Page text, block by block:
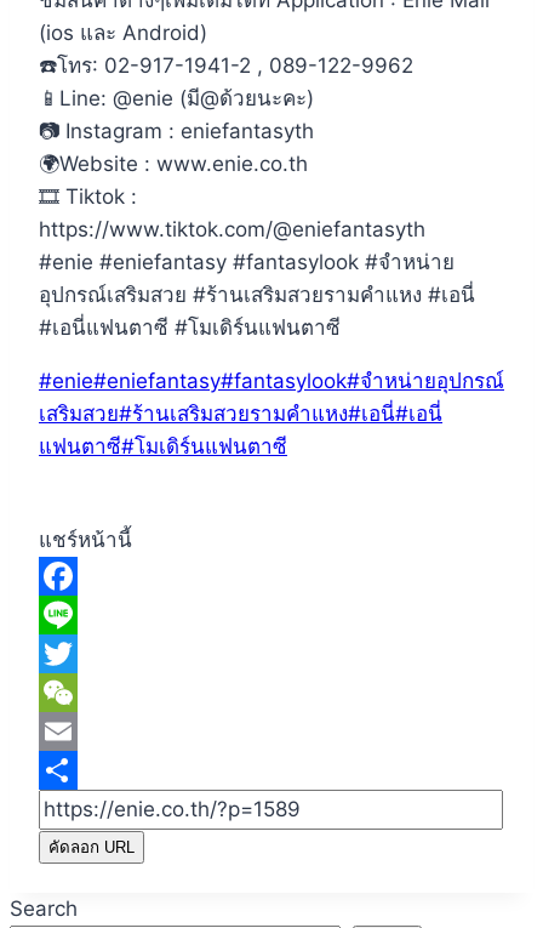
(ios และ Android)
☎️โทร: 02-917-1941-2 , 089-122-9962
📱Line: @enie (มี@ด้วยนะคะ)
📷 Instagram : eniefantasyth
🌍Website : www.enie.co.th
🎞 Tiktok :
https://www.tiktok.com/@eniefantasyth
#enie #eniefantasy #fantasylook #จำหน่าย
อุปกรณ์เสริมสวย #ร้านเสริมสวยรามคำแหง #เอนี่
#เอนี่แฟนตาซี #โมเดิร์นแฟนตาซี
Post
Tags:
#enie#eniefantasy#fantasylook#จำหน่ายอุปกรณ์
เสริมสวย#ร้านเสริมสวยรามคำแหง#เอนี่#เอนี่
แฟนตาซี#โมเดิร์นแฟนตาซี
แชร์หน้านี้
Facebook
Line
Twitter
WeChat
Email
Share
คัดลอก URL
Search